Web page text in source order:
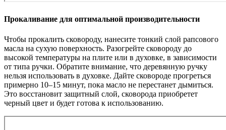
Прокаливание для оптимальной производительности
Чтобы прокалить сковороду, нанесите тонкий слой рапсового
масла на сухую поверхность. Разогрейте сковороду до
высокой температуры на плите или в духовке, в зависимости
от типа ручки. Обратите внимание, что деревянную ручку
нельзя использовать в духовке. Дайте сковороде прогреться
примерно 10–15 минут, пока масло не перестанет дымиться.
Это восстановит защитный слой, сковорода приобретет
черный цвет и будет готова к использованию.